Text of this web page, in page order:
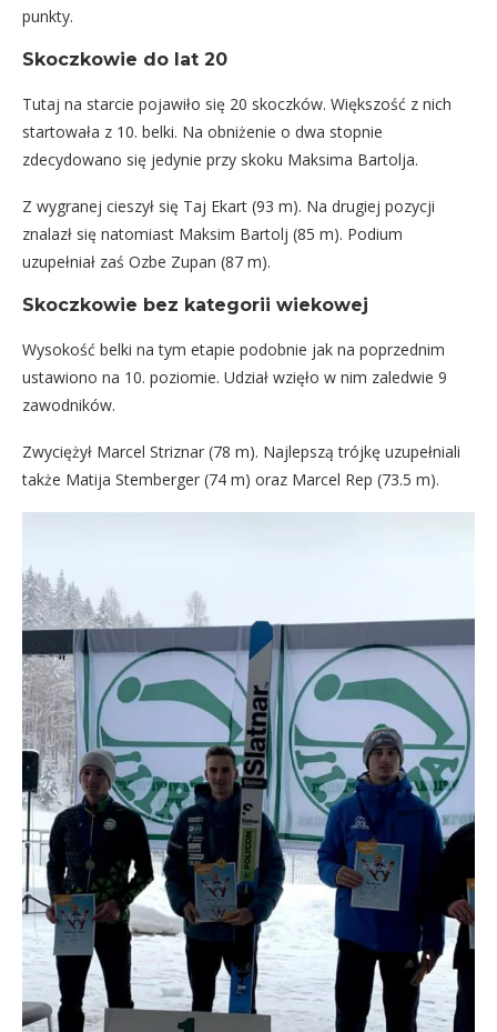
punkty.
Skoczkowie do lat 20
Tutaj na starcie pojawiło się 20 skoczków. Większość z nich
startowała z 10. belki. Na obniżenie o dwa stopnie
zdecydowano się jedynie przy skoku Maksima Bartolja.
Z wygranej cieszył się Taj Ekart (93 m). Na drugiej pozycji
znalazł się natomiast Maksim Bartolj (85 m). Podium
uzupełniał zaś Ozbe Zupan (87 m).
Skoczkowie bez kategorii wiekowej
Wysokość belki na tym etapie podobnie jak na poprzednim
ustawiono na 10. poziomie. Udział wzięło w nim zaledwie 9
zawodników.
Zwyciężył Marcel Striznar (78 m). Najlepszą trójkę uzupełniali
także Matija Stemberger (74 m) oraz Marcel Rep (73.5 m).